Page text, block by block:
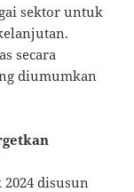
sektor untuk
secara
diumumkan
disusun